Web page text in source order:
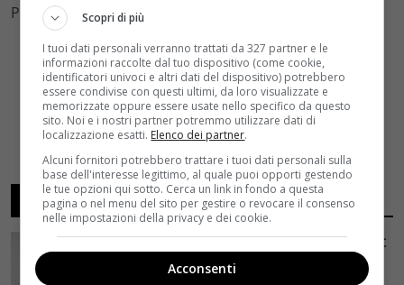
Photo Credits Twitter
ARTICOLI RECENTI
Avengers: Doomsday, il concept art
svela Dottor Destino di Robert
Scopri di più
I tuoi dati personali verranno trattati da 327 partner e le
informazioni raccolte dal tuo dispositivo (come cookie,
identificatori univoci e altri dati del dispositivo) potrebbero
essere condivise con questi ultimi, da loro visualizzate e
memorizzate oppure essere usate nello specifico da questo
sito. Noi e i nostri partner potremmo utilizzare dati di
localizzazione esatti. Elenco dei partner.
Alcuni fornitori potrebbero trattare i tuoi dati personali sulla
base dell'interesse legittimo, al quale puoi opporti gestendo
le tue opzioni qui sotto. Cerca un link in fondo a questa
pagina o nel menu del sito per gestire o revocare il consenso
nelle impostazioni della privacy e dei cookie.
Acconsenti